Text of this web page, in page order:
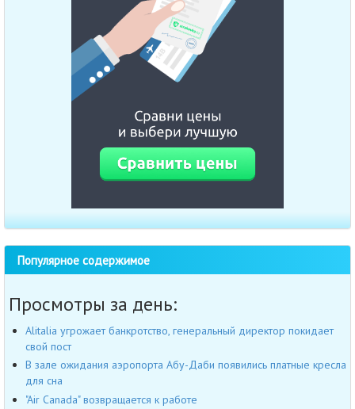
Популярное содержимое
Просмотры за день:
Alitalia угрожает банкротство, генеральный директор покидает
свой пост
В зале ожидания аэропорта Абу-Даби появились платные кресла
для сна
"Air Canada" возвращается к работе